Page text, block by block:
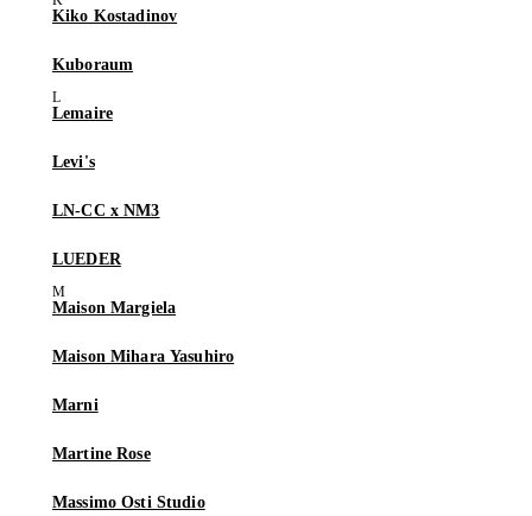
Kiko Kostadinov
Kuboraum
Lemaire
Levi's
LN-CC x NM3
LUEDER
Maison Margiela
Maison Mihara Yasuhiro
Marni
Martine Rose
Massimo Osti Studio